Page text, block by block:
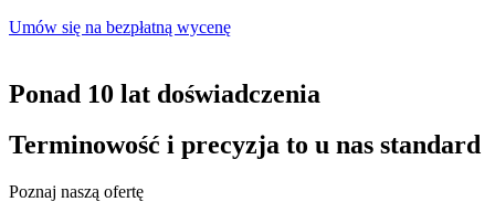
Umów się na bezpłatną wycenę
Ponad 10 lat doświadczenia
Terminowość i precyzja to u nas standard
Poznaj naszą ofertę